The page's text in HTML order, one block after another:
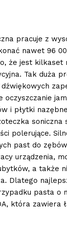
pracuje z
nawet 96
że jest kilkaset
Tak duża
oczyszczanie
i płytki
soniczna
polerujące.
past do
urządzenia,
a także
Dlatego
pasta o
która zawiera